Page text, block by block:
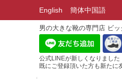
English 簡体中国語
男の大きな靴の専門店 ビ
公式LINEが新しくなりました
既にご登録頂いた方も新たに